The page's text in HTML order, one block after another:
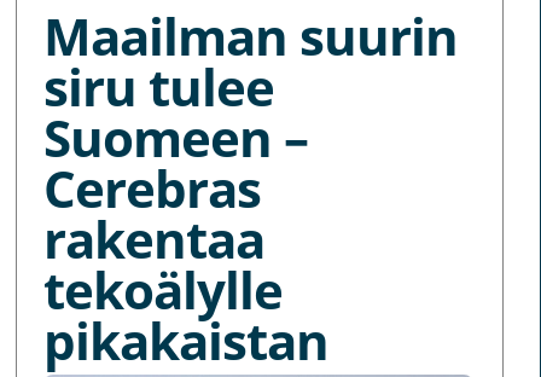
Maailman suurin
siru tulee
Suomeen –
Cerebras
rakentaa
tekoälylle
pikakaistan